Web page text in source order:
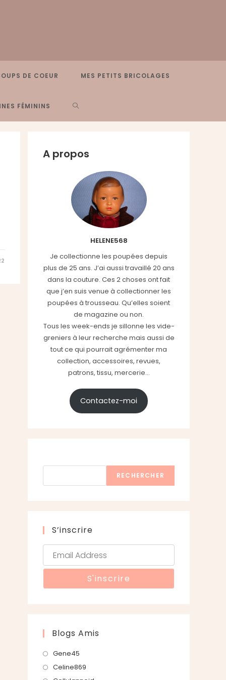
DE COEUR MES PETITS BRICOLAGES
FÉMININS TOGGLE
A propos
HELENE568
Je collectionne les poupées depuis
plus de 25 ans. J’ai aussi travaillé 20 ans
dans la couture. Ces 2 choses ont fait
que j’en suis venue à collectionner les
poupées à trousseau. Qu’elles soient
de magazine ou non.
Tous les week-ends je sillonne les vide-
greniers à leur recherche mais aussi de
tout ce qui pourrait agrémenter ma
collection, accessoires, revues,
patrons, tissu, mercerie...
Contactez-moi
RECHERCHER
S’inscrire
Blogs Amis
Gene45
dans
Celine869